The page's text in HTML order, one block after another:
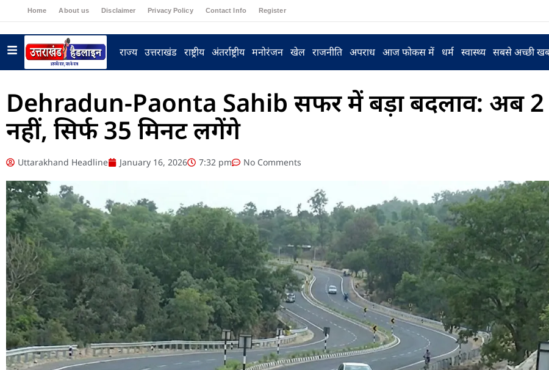
Home About us Disclaimer Privacy Policy Contact Info Register
राज्य उत्तराखंड राष्ट्रीय अंतर्राष्ट्रीय मनोरंजन खेल राजनीति अपराध आज फोकस में धर्म स्वास्थ्य सबसे अच्छी
Dehradun-Paonta Sahib सफर में बड़ा बदलाव: अब
नहीं, सिर्फ 35 मिनट लगेंगे
Uttarakhand Headline January 16, 2026 7:32 pm No Comments